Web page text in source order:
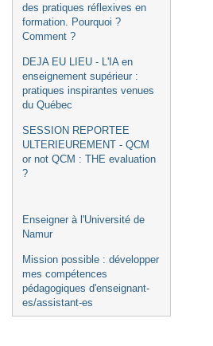
des pratiques réflexives en
formation. Pourquoi ?
Comment ?
DEJA EU LIEU - L'IA en
enseignement supérieur :
pratiques inspirantes venues
du Québec
SESSION REPORTEE
ULTERIEUREMENT - QCM
or not QCM : THE evaluation
?
Enseigner à l'Université de
Namur
Mission possible : développer
mes compétences
pédagogiques d'enseignant-
es/assistant-es